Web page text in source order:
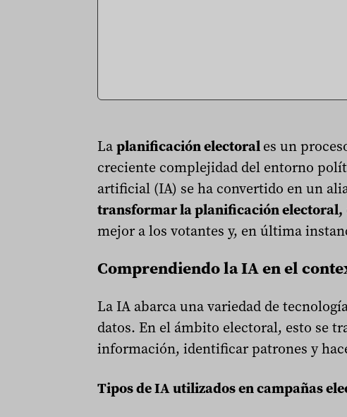
Laplanificación electorales un
creciente complejidad del entorno
artificial (IA) se ha convertido en un
transformar la planificación electoral,
mejor a los votantes y, en última
Comprendiendo la IA en el
La IA abarca una variedad de
datos. En el ámbito electoral, esto se
información, identificar patrones y
Tipos de IA utilizados en campañas